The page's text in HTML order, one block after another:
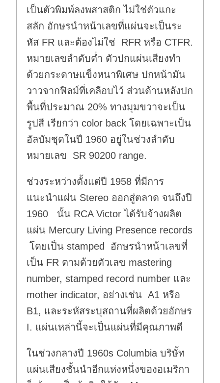
เป็นตัวพิมพ์ลงพสาสติก ไม่ใช่ตัวแกะ
สลัก อักษรนำหน้าเลขที่แผ่นจะเป็นระ
หัส FR และต้องไม่ใช่ RFR หรือ CTFR.
หมายเลขลำดับต่ำ ตัวปกแผ่นเสียงทำ
ด้วยกระดาษแข็งหนาพิเศษ ปกหน้ามัน
วาวจากฟิลม์ที่เคลือบไว้ ส่วนด้านหลังปก
พื้นที่ประมาณ 20% ทางมุมขวาจะเป็น
รูปสี เรียกว่า color back โดยเฉพาะเป็น
อัลบัมชุดในปี 1960 อยู่ในช่วงลำดับ
หมายเลข SR 90200 range.
ช่วงระหว่างตั้งแต่ปี 1958 ที่มีการ
แนะนำแผ่น Stereo ออกสู่ตลาด จนถึงปี
1960 นั้น RCA Victor ได้รับจ้างผลิต
แผ่น Mercury Living Presence records
โดยเป็น stamped อักษรนำหน้าเลขที่
เป็น FR ตามด้วยตัวเลข mastering
number, stamped record number และ
mother indicator, อย่างเช่น A1 หรือ
B1, และระหัสระบุสถานที่ผลิตด้วยอักษร
I. แผ่นเหล่านี้จะเป็นแผ่นที่มีคุณภาพดี
ในช่วงกลางปี 1960s Columbia บริษั้ท
แผ่นเสียงชั้นนำอีกแห่งหนึ่งของอเมริกา